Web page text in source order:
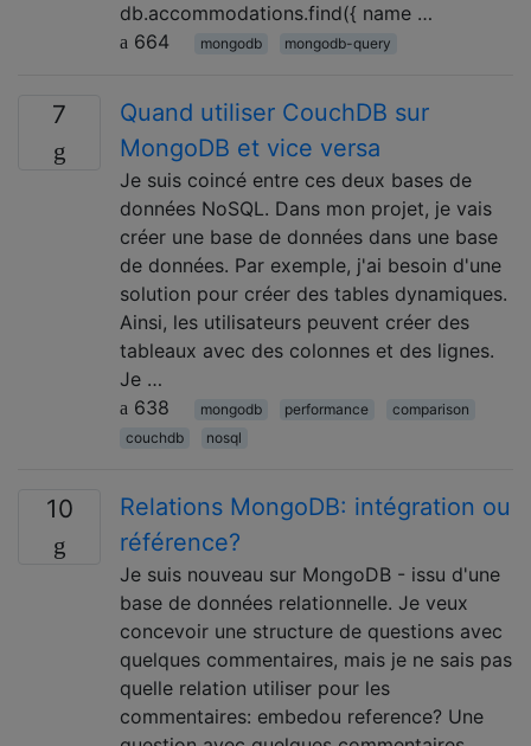
db.accommodations.find({ name …
664
mongodb mongodb-query
7
Quand utiliser CouchDB sur
MongoDB et vice versa
Je suis coincé entre ces deux bases de
données NoSQL. Dans mon projet, je vais
créer une base de données dans une base
de données. Par exemple, j'ai besoin d'une
solution pour créer des tables dynamiques.
Ainsi, les utilisateurs peuvent créer des
tableaux avec des colonnes et des lignes.
Je …
638
mongodb performance
comparison
couchdb
nosql
10
Relations MongoDB: intégration ou
référence?
Je suis nouveau sur MongoDB - issu d'une
base de données relationnelle. Je veux
concevoir une structure de questions avec
quelques commentaires, mais je ne sais pas
quelle relation utiliser pour les
commentaires: embedou reference? Une